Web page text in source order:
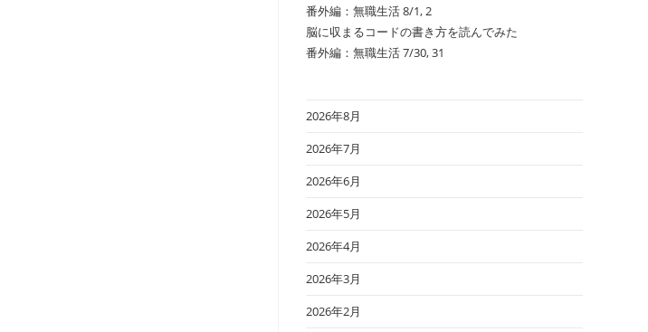
番外編：無職生活 8/1, 2
脳に収まるコードの書き方を読んでみた
番外編：無職生活 7/30, 31
2026年8月
2026年7月
2026年6月
2026年5月
2026年4月
2026年3月
2026年2月